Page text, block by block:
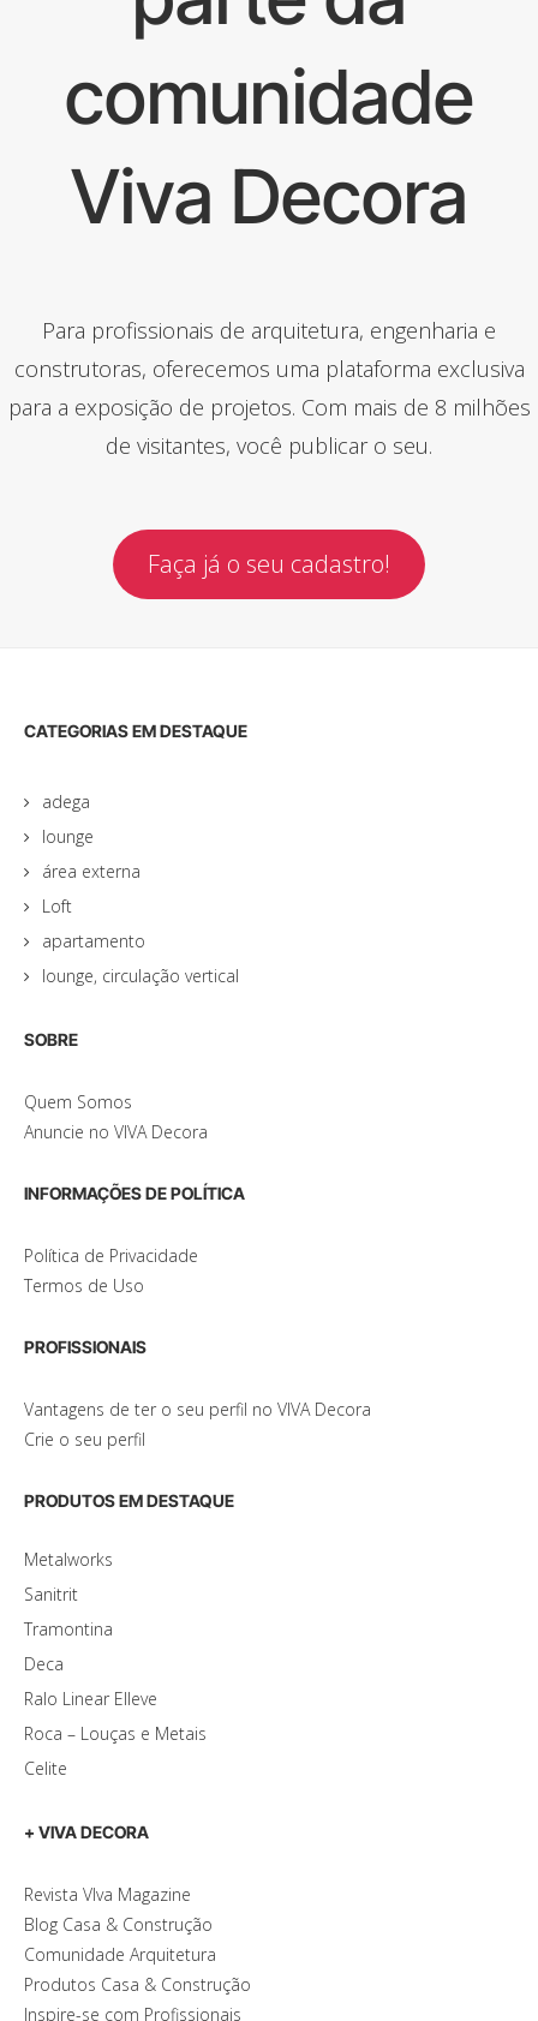
comunidade
Viva Decora
Para profissionais de arquitetura, engenharia e
construtoras, oferecemos uma plataforma exclusiva
para a exposição de projetos. Com mais de 8 milhões
de visitantes, você publicar o seu.
Faça já o seu cadastro!
CATEGORIAS EM DESTAQUE
adega
lounge
área externa
Loft
apartamento
lounge, circulação vertical
SOBRE
Quem Somos
Anuncie no VIVA Decora
INFORMAÇÕES DE POLÍTICA
Política de Privacidade
Termos de Uso
PROFISSIONAIS
Vantagens de ter o seu perfil no VIVA Decora
Crie o seu perfil
PRODUTOS EM DESTAQUE
Metalworks
Sanitrit
Tramontina
Deca
Ralo Linear Elleve
Roca – Louças e Metais
Celite
+ VIVA DECORA
Revista VIva Magazine
Blog Casa & Construção
Comunidade Arquitetura
Produtos Casa & Construção
Inspire-se com Profissionais